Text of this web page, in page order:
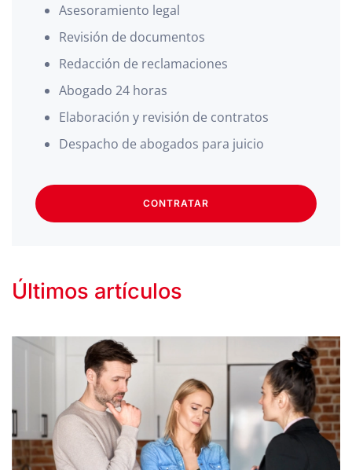
Asesoramiento legal
Revisión de documentos
Redacción de reclamaciones
Abogado 24 horas
Elaboración y revisión de contratos
Despacho de abogados para juicio
CONTRATAR
Últimos artículos